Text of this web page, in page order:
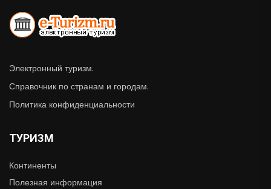
Электронный туризм.
Справочник по странам и городам.
Политика конфиденциальности
ТУРИЗМ
Континенты
Полезная информация